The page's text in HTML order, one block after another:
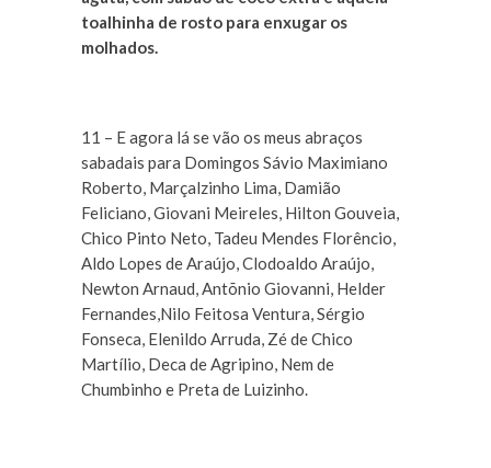
toalhinha de rosto para enxugar os
molhados.
11 – E agora lá se vão os meus abraços
sabadais para Domingos Sávio Maximiano
Roberto, Marçalzinho Lima, Damião
Feliciano, Giovani Meireles, Hilton Gouveia,
Chico Pinto Neto, Tadeu Mendes Florêncio,
Aldo Lopes de Araújo, Clodoaldo Araújo,
Newton Arnaud, Antõnio Giovanni, Helder
Fernandes,Nilo Feitosa Ventura, Sérgio
Fonseca, Elenildo Arruda, Zé de Chico
Martílio, Deca de Agripino, Nem de
Chumbinho e Preta de Luizinho.